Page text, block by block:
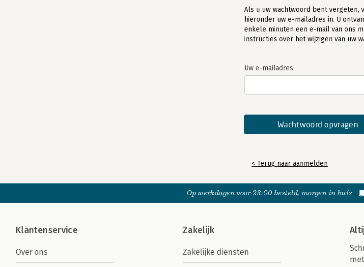
Als u uw wachtwoord bent vergeten,
hieronder uw e-mailadres in. U
enkele minuten een e-mail van ons
instructies over het wijzigen van uw
Uw e-mailadres
< Terug naar aanmelden
Op werkdagen voor 23:00 besteld, morgen in huis
Klantenservice
Over ons
Zakelijk
Zakelijke diensten